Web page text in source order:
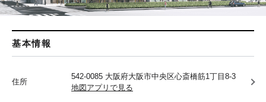
基本情報
住所
542-0085 大阪府大阪市中央区心斎橋筋1丁目8-3
地図アプリで見る